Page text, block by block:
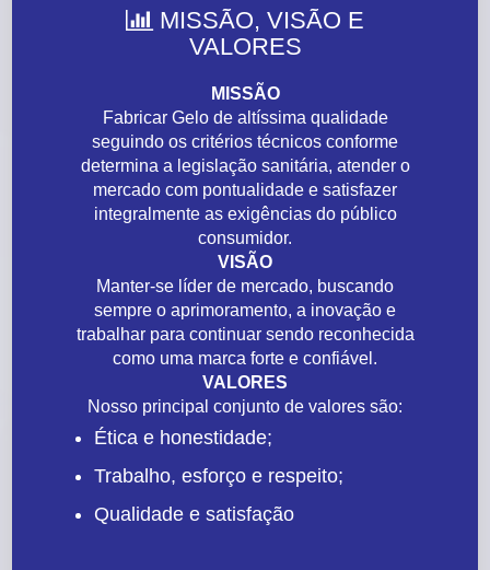
 MISSÃO, VISÃO E
VALORES
MISSÃO
Fabricar Gelo de altíssima qualidade
seguindo os critérios técnicos conforme
determina a legislação sanitária, atender o
mercado com pontualidade e satisfazer
integralmente as exigências do público
consumidor.
VISÃO
Manter-se líder de mercado, buscando
sempre o aprimoramento, a inovação e
trabalhar para continuar sendo reconhecida
como uma marca forte e confiável.
VALORES
Nosso principal conjunto de valores são:
Ética e honestidade;
Trabalho, esforço e respeito;
Qualidade e satisfação